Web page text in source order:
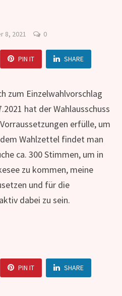
8, 2021 0
PIN IT SHARE
zum Einzelwahlvorschlag
hat der Wahlausschuss
erfülle, um
Wahlzettel findet man
ca. 300 Stimmen, um in
zu kommen, meine
und für die
dabei zu sein.
PIN IT SHARE